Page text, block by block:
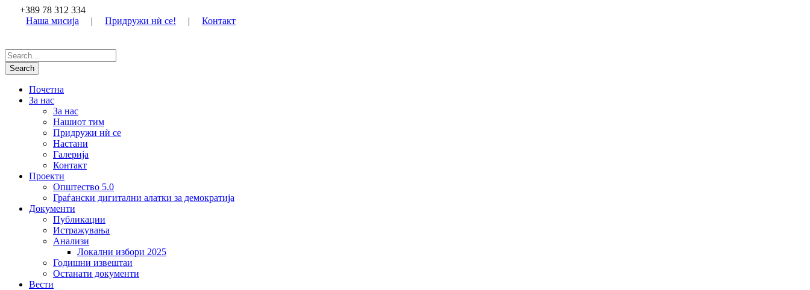
+389 78 312 334
Наша мисија
| Придружи нѝ се! | Контакт
Почетна
За нас
За нас
Нашиот тим
Придружи нѝ се
Настани
Галерија
Контакт
Проекти
Општество 5.0
Граѓански дигитални алатки за демократија
Документи
Публикации
Истражувања
Анализи
Локални избори 2025
Годишни извештаи
Останати документи
Вести